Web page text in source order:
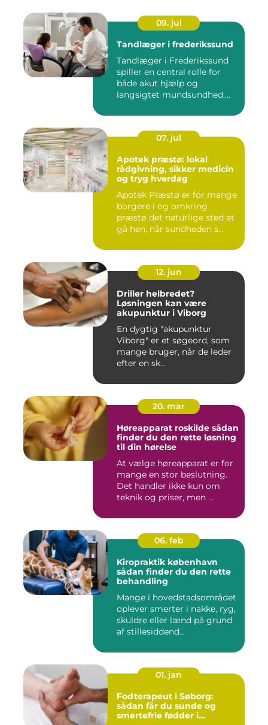
09. jul
Tandlæger i frederikssund
Tandlæger i Frederikssund
spiller en central rolle for
både akut hjælp og
langsigtet mundsundhed,
07. jul
Apotek præstø: lokal
rådgivning, sikker medicin
og tryg hverdag
Apotek Præstø er for mange
borgere i og omkring
præstø det naturlige sted at
gå hen, når sundheden s...
12. jun
Driller helbredet?
Løsningen kan være
akupunktur i Viborg
En dygtig "akupunktur
Viborg" er et søgeord, som
mange bruger, når de leder
efter en sk...
20. mar
Høreapparat roskilde sådan
finder du den rette løsning
til din hørelse
At vælge høreapparat er for
mange en stor beslutning.
Det handler ikke kun om
teknik og priser, men ...
06. feb
Kiropraktik københavn
sådan finder du den rette
behandling
Mange i hovedstadsområdet
oplever smerter i nakke, ryg,
skuldre eller lænd på grund
af stillesiddend...
01. jan
Fodterapeut i Søborg:
sådan får du sunde og
smertefrie fødder i